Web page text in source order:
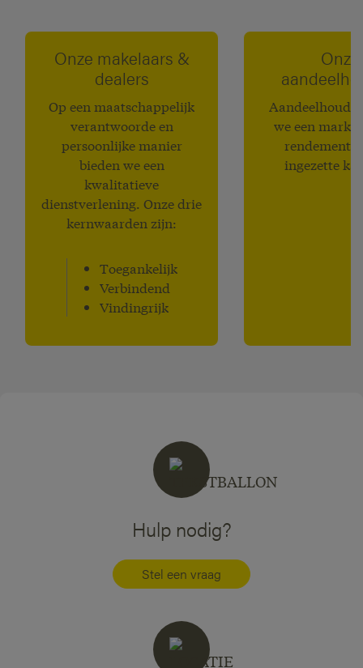
Onze makelaars &
dealers
Op een maatschappelijk
verantwoorde en
persoonlijke manier
bieden we een
kwalitatieve
dienstverlening. Onze drie
kernwaarden zijn:
Toegankelijk
Verbindend
Vindingrijk
Onze
we een
rendement
ingezette
Hulp nodig?
Stel een vraag